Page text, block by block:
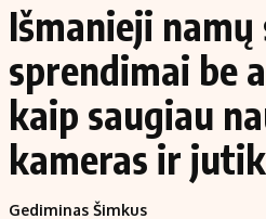
Aplinka
Energetika
Ekonomika
Politika
Išmanieji
sprendimai be
kaip saugiau
kameras ir
Gediminas Šimkus